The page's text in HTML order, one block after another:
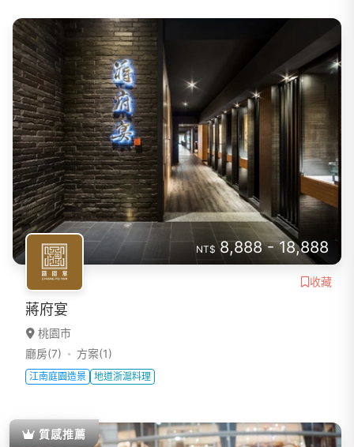
NT$ 8,888 - 18,888
收藏
蔣府宴
桃園市
廳房(7)
方案(1)
江南庭園造景 地道浙滬料理
質感推薦